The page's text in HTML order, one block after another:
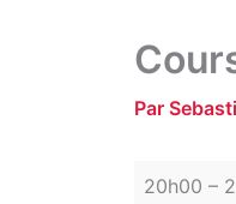
Par
20h00 –